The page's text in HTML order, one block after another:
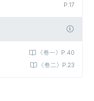
P.17
〈卷一〉P.40
〈卷二〉P.23